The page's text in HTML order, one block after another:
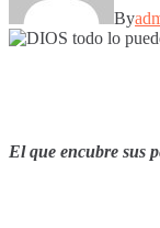
By
El que encubre sus